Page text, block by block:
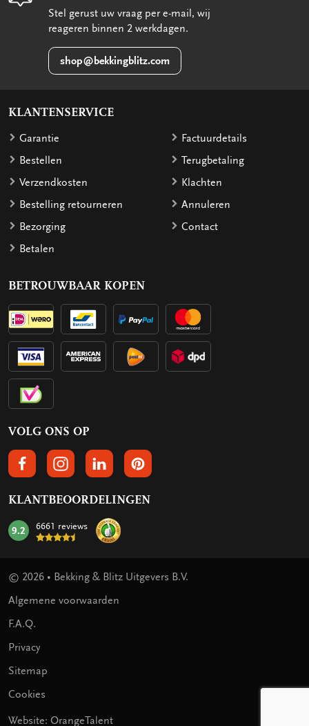
Stel gerust uw vraag per e-mail, wij
reageren binnen 2 werkdagen.
shop@bekkingblitz.com
KLANTENSERVICE
Garantie
Bestellen
Verzendkosten
Bestelling retourneren
Bezorging
Betalen
Factuurdetails
Terugbetaling
Klachten
Annuleren
Contact
BETROUWBAAR KOPEN
VOLG ONS OP
VOLGS ONS OP FACEBOOK
VOLG ONS OP INSTAGRAM
VOLG ONS OP LINKEDIN
VOLG ONS OP PINTEREST
KLANTBEOORDELINGEN
mark:
9.2 6661 reviews
© 2026 • Bekking & Blitz Uitgevers B.V.
Algemene voorwaarden
F.A.Q.
Privacy
Sitemap
Cookies
Website: OrangeTalent